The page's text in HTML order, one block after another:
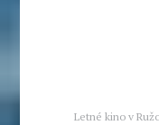
Letné kino v